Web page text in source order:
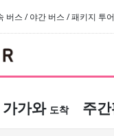
버스 / 야간 버스 / 패키지 투
가가와 주